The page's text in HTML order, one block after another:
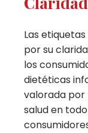
Las
por su
los
dietéticas
valorada por
salud en